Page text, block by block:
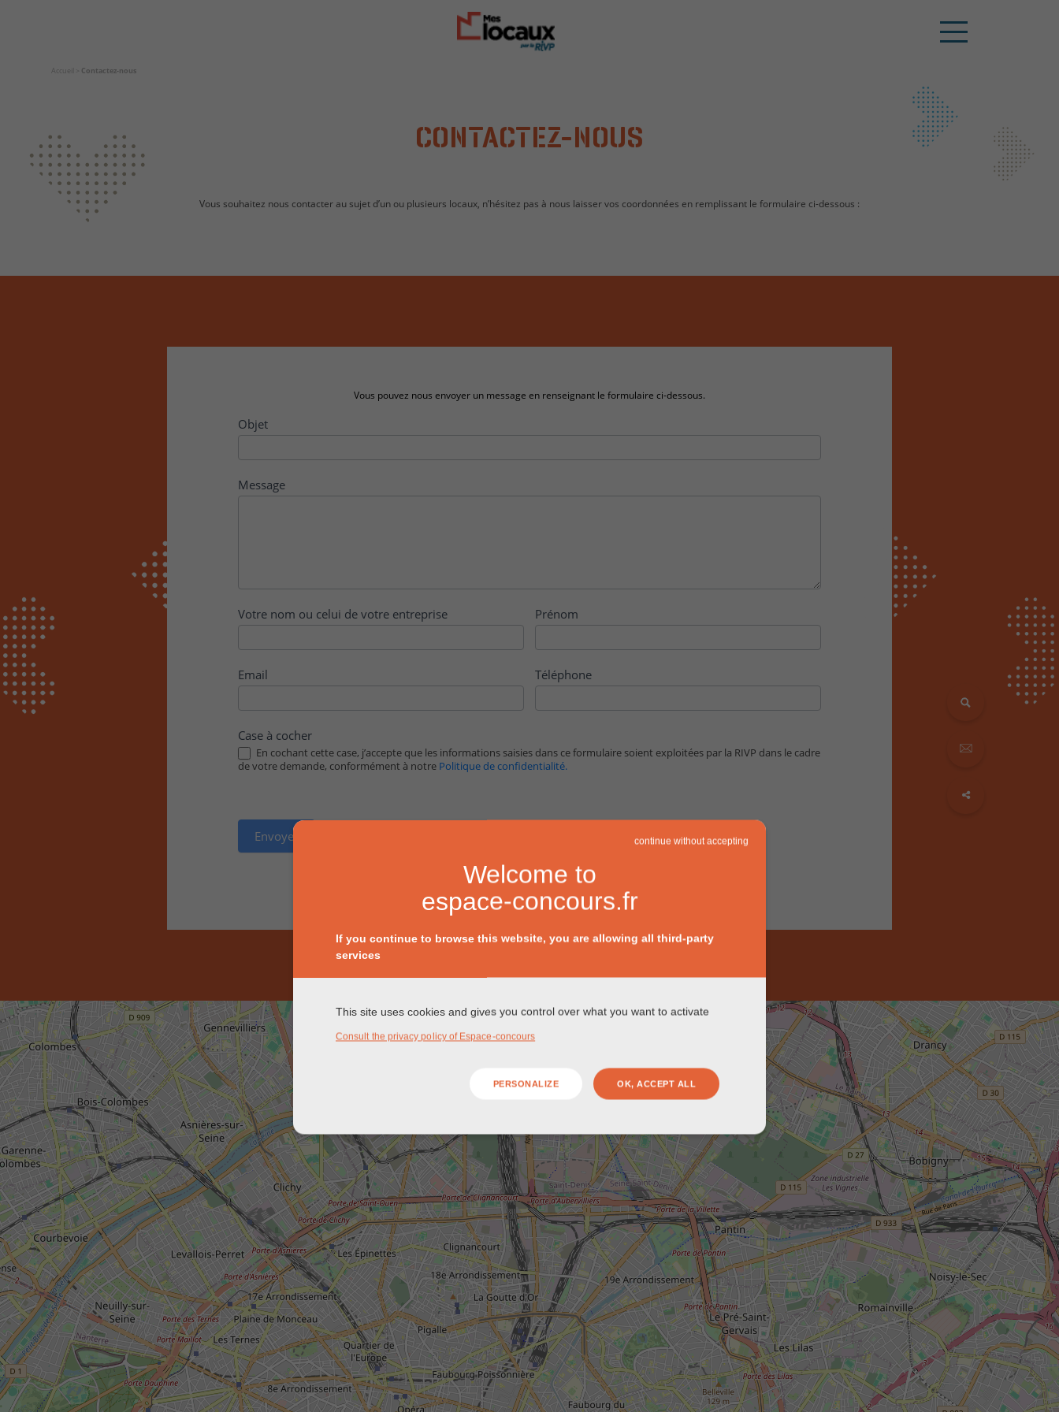
Accueil Contactez-nous
CONTACTEZ-NOUS
Vous souhaitez nous contacter au sujet d’un ou plusieurs locaux, n’hésitez pas à nous laisser vos coordonnées en remplissant le formulaire ci-dessous :
Vous pouvez nous envoyer un message en renseignant le formulaire ci-dessous.
Contact
Objet
Message
Votre nom ou celui de votre entreprise Prénom
Email Téléphone
Case à cocher
En cochant cette case, j’accepte que les informations saisies dans ce formulaire soient exploitées par la RIVP dans le cadre
de votre demande, conformément à notre Politique de confidentialité.
Envoyer continue without accepting
Welcome to
espace-concours.fr
If you continue to browse this website, you are allowing all third-party
services
This site uses cookies and gives you control over what you want to activate
Consult the privacy policy of Espace-concours
PERSONALIZE OK, ACCEPT ALL